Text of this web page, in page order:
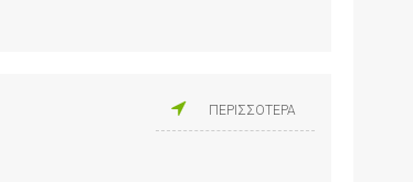
ΠΕΡΙΣΣΟΤΕΡΑ